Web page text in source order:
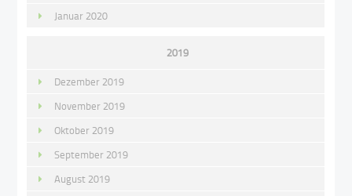
Januar 2020
2019
Dezember 2019
November 2019
Oktober 2019
September 2019
August 2019